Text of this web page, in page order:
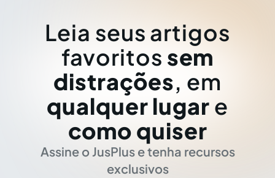
Leia seus artigos
favoritos sem
distrações, em
qualquer lugar e
como quiser
Assine o JusPlus e tenha recursos
exclusivos